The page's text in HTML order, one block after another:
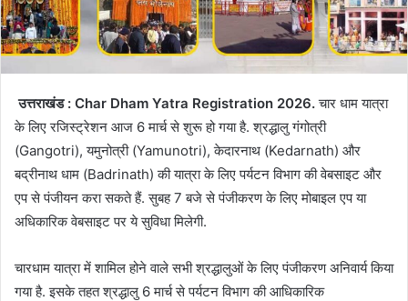
उत्तराखंड : Char Dham Yatra Registration 2026.चार धाम यात्रा
के लिए रजिस्ट्रेशन आज 6 मार्च से शुरू हो गया है. श्रद्धालु गंगोत्री
(Gangotri), यमुनोत्री (Yamunotri), केदारनाथ (Kedarnath) और
बद्रीनाथ धाम (Badrinath) की यात्रा के लिए पर्यटन विभाग की वेबसाइट और
एप से पंजीयन करा सकते हैं. सुबह 7 बजे से पंजीकरण के लिए मोबाइल एप या
अधिकारिक वेबसाइट पर ये सुविधा मिलेगी.
चारधाम यात्रा में शामिल होने वाले सभी श्रद्धालुओं के लिए पंजीकरण अनिवार्य किया
गया है. इसके तहत श्रद्धालु 6 मार्च से पर्यटन विभाग की आधिकारिक